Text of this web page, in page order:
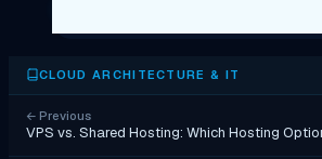
CLOUD ARCHITECTURE & IT
← Previous
VPS vs. Shared Hosting: Which Hosting